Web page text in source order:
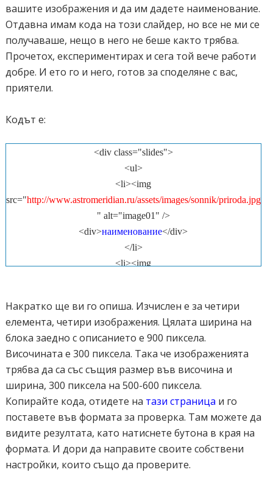
вашите изображения и да им дадете наименование.
Отдавна имам кода на този слайдер, но все не ми се
получаваше, нещо в него не беше както трябва.
Прочетох, експериментирах и сега той вече работи
добре. И ето го и него, готов за споделяне с вас,
приятели.
Кодът е:
<div class="slides">
<ul>
<li><img
src="http://www.astromeridian.ru/assets/images/sonnik/priroda.jpg
" alt="image01" />
<div>наименование</div>
</li>
<li><img
<div>наименование</div>
</li>
<li><img src="http://www.travelshoppingitaly.com/wp-
content/uploads/2013/03/krasivo-ozero-peyzazh-gory-priroda-
favim-ru-337491.jpg" alt="image03" />
<div>наименование</div>
</li>
<li><img src="http://tg-
journal.com/images/arhiv/turizm2/kuba/kuba.jpg" alt="image04"
/>
<div>наименование</div>
Накратко ще ви го опиша. Изчислен е за четири
елемента, четири изображения. Цялата ширина на
блока заедно с описанието е 900 пиксела.
Височината е 300 пиксела. Така че изображенията
трябва да са със същия размер във височина и
ширина, 300 пиксела на 500-600 пиксела.
Копирайте кода, отидете на тази страница и го
поставете във формата за проверка. Там можете да
видите резултата, като натиснете бутона в края на
формата. И дори да направите своите собствени
настройки, които също да проверите.